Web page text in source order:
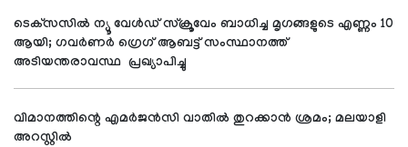
ടെക്‌സസില്‍ ന്യൂ വേള്‍ഡ് സ്‌ക്രൂവേം ബാധിച്ച മൃഗങ്ങളുടെ എണ്ണം 10
ആയി; ഗവര്‍ണര്‍ ഗ്രെഗ് ആബട്ട് സംസ്ഥാനത്ത്
അടിയന്തരാവസ്ഥ പ്രഖ്യാപിച്ചു
വിമാനത്തിന്റെ എമര്‍ജന്‍സി വാതില്‍ തുറക്കാന്‍ ശ്രമം; മലയാളി
അറസ്റ്റില്‍